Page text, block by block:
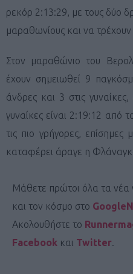
ρεκόρ 2:13:29, με τους δύο
μαραθωνίους και να
Στον μαραθώνιο του
έχουν σημειωθεί 9
άνδρες και 3 στις
γυναίκες είναι 2:19:12 από
τις πιο γρήγορες,
καταφέρει άραγε η
Μάθετε πρώτοι όλα τα νέα
και τον κόσμο στο
Ακολουθήστε το
Facebook και Twitter.